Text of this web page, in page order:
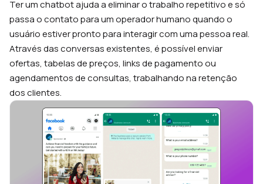
Ter um chatbot ajuda a eliminar o trabalho repetitivo e só
passa o contato para um operador humano quando o
usuário estiver pronto para interagir com uma pessoa real.
Através das conversas existentes, é possível enviar
ofertas, tabelas de preços, links de pagamento ou
agendamentos de consultas, trabalhando na retenção
dos clientes.